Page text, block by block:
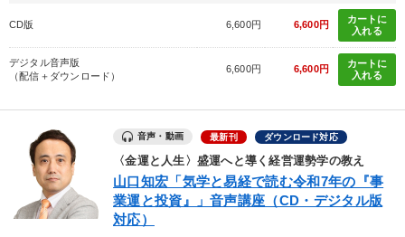
経営音声・動画を探す refresh 更新する
全国経営者セミナー収録物以外の経営教材（全761タイトル）からお探
しいただけます
CD版 6,600円 6,600円
カートに
入れる
デジタル音声版
（配信＋ダウンロード）
6,600円 6,600円
カートに
入れる
音声・動画 最新刊 ダウンロード対応
〈金運と人生〉盛運へと導く経営運勢学の教え
山口知宏「気学と易経で読む令和7年の『事
業運と投資』」音声講座（CD・デジタル版
対応）